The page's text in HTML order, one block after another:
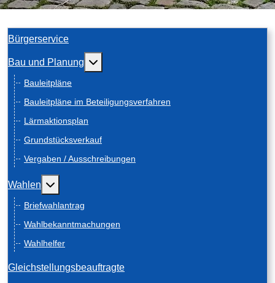
Bürgerservice
Bau und Planung Weitere Informationen: Bau und Planung
Bauleitpläne
Bauleitpläne im Beteiligungsverfahren
Lärmaktionsplan
Grundstücksverkauf
Vergaben / Ausschreibungen
Wahlen Weitere Informationen: Wahlen
Briefwahlantrag
Wahlbekanntmachungen
Wahlhelfer
Gleichstellungsbeauftragte